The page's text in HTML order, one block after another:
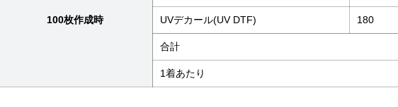
100枚作成時 UVデカール(UV DTF) 180
合計
1着あたり